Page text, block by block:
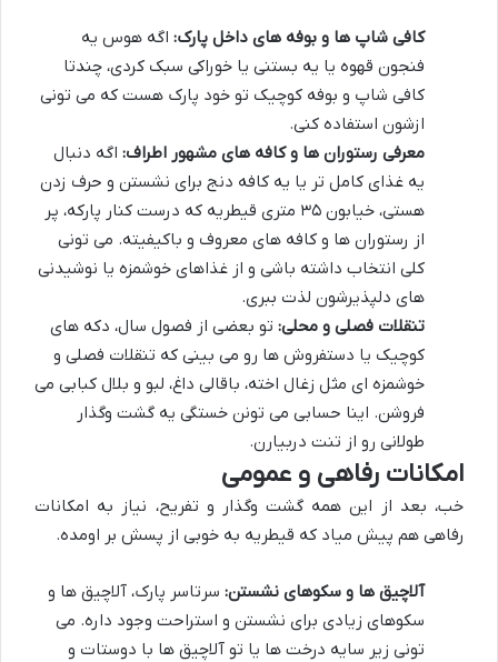
کافی شاپ ها و بوفه های داخل پارک: اگه هوس یه
فنجون قهوه یا یه بستنی یا خوراکی سبک کردی، چندتا
کافی شاپ و بوفه کوچیک تو خود پارک هست که می تونی
ازشون استفاده کنی.
معرفی رستوران ها و کافه های مشهور اطراف: اگه دنبال
یه غذای کامل تر یا یه کافه دنج برای نشستن و حرف زدن
هستی، خیابون ۳۵ متری قیطریه که درست کنار پارکه، پر
از رستوران ها و کافه های معروف و باکیفیته. می تونی
کلی انتخاب داشته باشی و از غذاهای خوشمزه یا نوشیدنی
های دلپذیرشون لذت ببری.
تنقلات فصلی و محلی: تو بعضی از فصول سال، دکه های
کوچیک یا دستفروش ها رو می بینی که تنقلات فصلی و
خوشمزه ای مثل زغال اخته، باقالی داغ، لبو و بلال کبابی می
فروشن. اینا حسابی می تونن خستگی یه گشت وگذار
طولانی رو از تنت دربیارن.
امکانات رفاهی و عمومی
خب، بعد از این همه گشت وگذار و تفریح، نیاز به امکانات
رفاهی هم پیش میاد که قیطریه به خوبی از پسش بر اومده.
آلاچیق ها و سکوهای نشستن: سرتاسر پارک، آلاچیق ها و
سکوهای زیادی برای نشستن و استراحت وجود داره. می
تونی زیر سایه درخت ها یا تو آلاچیق ها با دوستات و